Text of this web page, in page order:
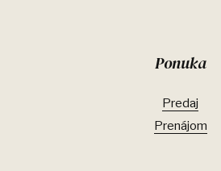
Ponuka
Predaj
Prenájom